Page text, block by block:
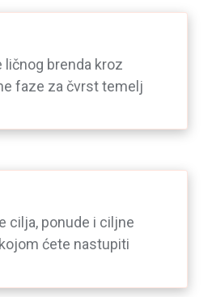
ličnog brenda kroz
faze za čvrst temelj
cilja, ponude i ciljne
ćete nastupiti